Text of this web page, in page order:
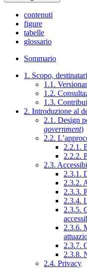
contenuti
figure
tabelle
glossario
Sommario
1. Scopo,
1.1.
1.2.
1.3.
2. Introduzione al
2.1. Design
government)
2.2.
2.2.1.
2.2.2.
2.3.
2.3.1.
2.3.2.
2.3.3.
2.3.4.
2.3.5.
2.3.6.
2.3.7.
2.3.8.
2.4. Privacy